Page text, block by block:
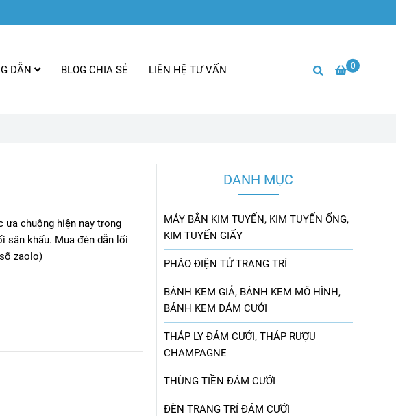
0
DẪN BLOG CHIA SẺ LIÊN HỆ TƯ VẤN
chuộng hiện nay trong
sân khấu. Mua đèn dẫn lối
zaolo)
DANH MỤC
MÁY BẮN KIM TUYẾN, KIM TUYẾN ỐNG,
KIM TUYẾN GIẤY
PHÁO ĐIỆN TỬ TRANG TRÍ
BÁNH KEM GIẢ, BÁNH KEM MÔ HÌNH,
BÁNH KEM ĐÁM CƯỚI
THÁP LY ĐÁM CƯỚI, THÁP RƯỢU
CHAMPAGNE
THÙNG TIỀN ĐÁM CƯỚI
ĐÈN TRANG TRÍ ĐÁM CƯỚI